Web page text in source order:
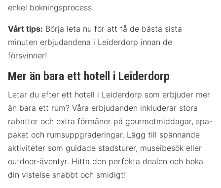
enkel bokningsprocess.
Vårt tips: Börja leta nu för att få de bästa sista
minuten erbjudandena i Leiderdorp innan de
försvinner!
Mer än bara ett hotell i Leiderdorp
Letar du efter ett hotell i Leiderdorp som erbjuder mer
än bara ett rum? Våra erbjudanden inkluderar stora
rabatter och extra förmåner på gourmetmiddagar, spa-
paket och rumsuppgraderingar. Lägg till spännande
aktiviteter som guidade stadsturer, museibesök eller
outdoor-äventyr. Hitta den perfekta dealen och boka
din vistelse snabbt och smidigt!